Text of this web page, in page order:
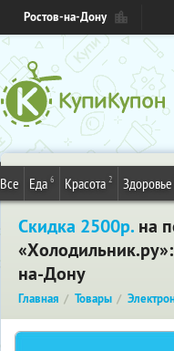
Ростов-на-Дону
Все Еда 6 Красота 2 Здоровье
Скидка 2500р. на
на-Дону
Главная Товары